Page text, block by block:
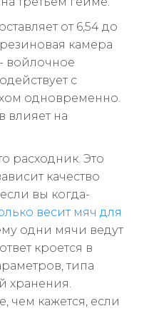
от 6,54 до
камера
войлочное
с
одновременно.
влияет на
расходник. Это
качество
вы когда-
весит мяч для
одни мячи ведут
кроется в
типа
хранения.
чем кажется, если